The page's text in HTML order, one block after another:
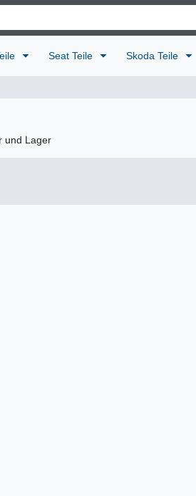
Seat Teile Skoda Teile
und Lager